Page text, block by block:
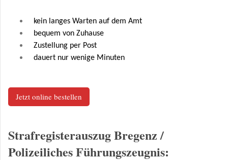
kein langes Warten auf dem Amt
bequem von Zuhause
Zustellung per Post
dauert nur wenige Minuten
Jetzt online bestellen
Strafregisterauszug Bregenz /
Polizeiliches Führungszeugnis: